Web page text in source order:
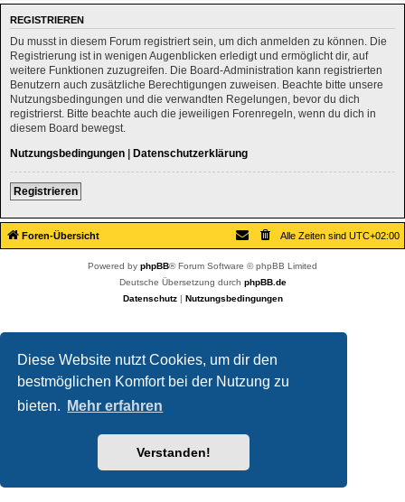
Diese Website nutzt Cookies, um dir den
bestmöglichen Komfort bei der Nutzung zu
bieten.
Mehr erfahren
Verstanden!
REGISTRIEREN
Du musst in diesem Forum registriert sein, um dich anmelden zu können. Die
Registrierung ist in wenigen Augenblicken erledigt und ermöglicht dir, auf
weitere Funktionen zuzugreifen. Die Board-Administration kann registrierten
Benutzern auch zusätzliche Berechtigungen zuweisen. Beachte bitte unsere
Nutzungsbedingungen und die verwandten Regelungen, bevor du dich
registrierst. Bitte beachte auch die jeweiligen Forenregeln, wenn du dich in
diesem Board bewegst.
Nutzungsbedingungen | Datenschutzerklärung
Registrieren
Foren-Übersicht Alle Zeiten sind UTC+02:00
Powered by phpBB® Forum Software © phpBB Limited
Deutsche Übersetzung durch phpBB.de
Datenschutz| Nutzungsbedingungen